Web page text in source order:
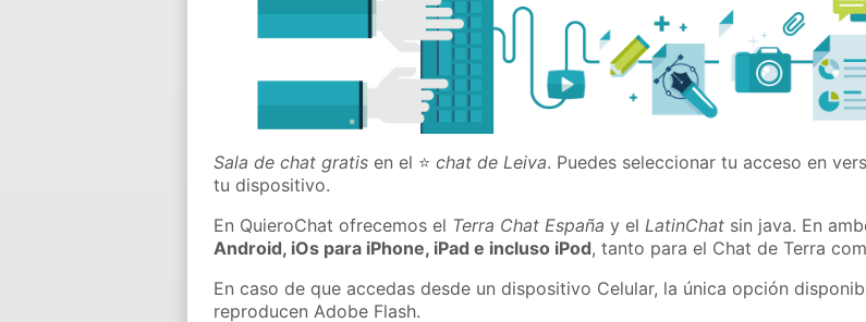
Sala de chat gratis en el ⭐chat de Leiva. Puedes seleccionar tu acceso en
tu dispositivo.
En QuieroChat ofrecemos el Terra Chat España y elLatinChat sin java. En
Android, iOs para iPhone, iPad e incluso iPod, tanto para el Chat de Terra
En caso de que accedas desde un dispositivo Celular, la única opción
reproducen Adobe Flash.